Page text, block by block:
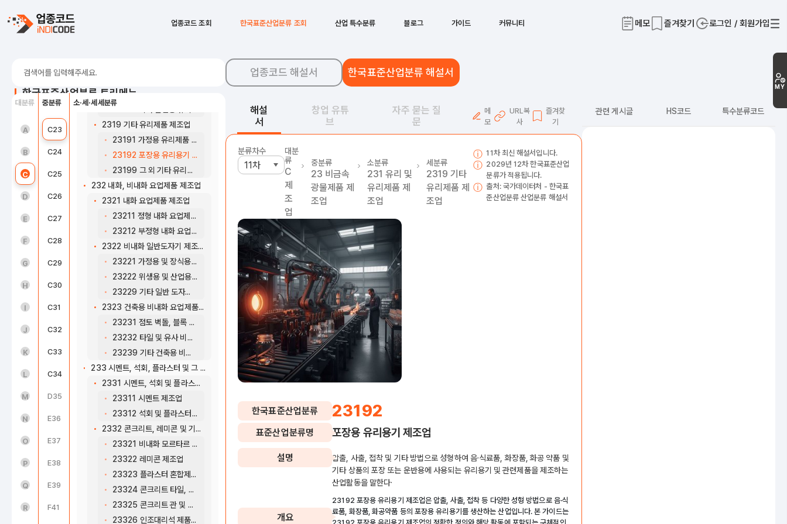
업종코드 조회 한국표준산업분류 조회 산업 특수분류 블로그 가이드 커뮤니티 메모 즐겨찾기 로그인 / 회원가입
MY
한국표준산업분류 트리메뉴
대분류
A 농업, 임업 및 어업(01~03)
B 광업(05~08)
C 제조업(10~34)
D 전기, 가스, 증기 및 공기조절 공급업(35)
E 수도, 하수 및 폐기물 처리, 원료 재생업(36 ~ 39)
F 건설업(41~42)
G 도매 및 소매업(45~47)
H 운수 및 창고업(49~52)
I 숙박 및 음식점업(55~56)
J 정보통신업(58~63)
K 금융 및 보험업(64~66)
L 부동산업(68)
M 전문, 과학 및 기술 서비스업(70~73)
N 사업시설 관리, 사업 지원 및 임대 서비스업(74~76)
O 공공행정, 국방 및 사회보장 행정(84)
P 교육 서비스업(85)
Q 보건업 및 사회복지 서비스업(86~87)
R 예술, 스포츠 및 여가관련 서비스업(90~91)
중분류
C18 인쇄 및 기록매체 복제업
C22 고무 및 플라스틱제품 제조업
C23 비금속 광물제품 제조업
C24 1차 금속 제조업
C25 금속가공제품 제조업; 기계 및 가구 제외
C26 전자부품, 컴퓨터, 영상, 음향 및 통신장비 제조업
C27 의료, 정밀, 광학기기 및 시계 제조업
C28
C29 기타 기계 및 장비 제조업
C30
C31 기타 운송장비 제조업
C32
C33 기타 제품 제조업
C34 산업용 기계 및 장비 수리업
D35 전기, 가스, 증기 및 공기조절 공급업
E36
E37 하수, 폐수 및 분뇨 처리업
E38 폐기물 수집, 운반, 처리 및 원료 재생업
E39 환경 정화 및 복원업
F41
소·세·세세분류
23111 판유리 제조업
2319 기타 유리제품 제조업
23191 가정용 유리제품 제조업
23192 포장용 유리용기 제조업
23199 그 외 기타 유리제품 제조업
232 내화, 비내화 요업제품 제조업
2321 내화 요업제품 제조업
23211 정형 내화 요업제품 제조업
23212 부정형 내화 요업제품 제조업
2322 비내화 일반도자기 제조업
23221 가정용 및 장식용 도자기 제조업
23222 위생용 및 산업용 도자기 제조업
23229 기타 일반 도자기 제조업
2323 건축용 비내화 요업제품 제조업
23231 점토 벽돌, 블록 및 유사 비내화 요업제품 제조업
23232 타일 및 유사 비내화 요업제품 제조업
23239 기타 건축용 비내화 요업제품 제조업
233 시멘트, 석회, 플라스터 및 그 제품 제조업
2331 시멘트, 석회 및 플라스터 제조업
23311 시멘트 제조업
23312 석회 및 플라스터 제조업
2332 콘크리트, 레미콘 및 기타 시멘트, 플라스터 제품 제조업
23321 비내화 모르타르 제조업
23322 레미콘 제조업
23323 플라스터 혼합제품 제조업
23324 콘크리트 타일, 기와, 벽돌 및 블록 제조업
23325 콘크리트 관 및 기타 구조용 콘크리트 제품 제조업
23326 인조대리석 제품 제조업
업종코드 해설서 한국표준산업분류 해설서
해설
서
창업 유튜
브
자주 묻는 질
문
메
모
URL복
사
즐겨찾
기
분류차수
대분
류
C
제
조
업
중분류
23 비금속
광물제품 제
조업
소분류
231 유리 및
유리제품 제
조업
세분류
2319 기타
유리제품 제
조업
11차 최신 해설서입니다.
2029년 12차 한국표준산업
분류가 적용됩니다.
출처: 국가데이터처 - 한국표
준산업분류 산업분류 해설서
한국표준산업분류 23192
표준산업분류명 포장용 유리용기 제조업
설명
압출, 사출, 접착 및 기타 방법으로 성형하여 음·식료품, 화장품, 화공 약품 및
기타 상품의 포장 또는 운반용에 사용되는 유리용기 및 관련제품을 제조하는
산업활동을 말한다·
개요
23192 포장용 유리용기 제조업은 압출, 사출, 접착 등 다양한 성형 방법으로 음·식
료품, 화장품, 화공약품 등의 포장용 유리용기를 생산하는 산업입니다. 본 가이드는
관련 게시글 HS코드 특수분류코드